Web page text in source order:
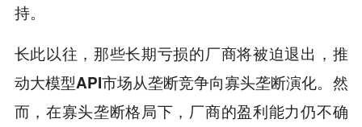
持。
长此以往，那些长期亏损的厂商将被迫退出，推
动大模型API市场从垄断竞争向寡头垄断演化。 然
而，在寡头垄断格局下，厂商的盈利能力仍不确